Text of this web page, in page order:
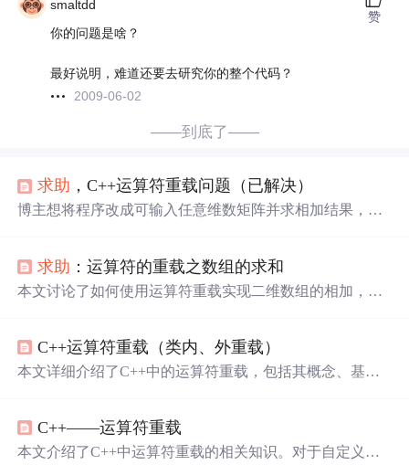
smaltdd
你的问题是啥？
最好说明，难道还要去研究你的整个代码？
2009-06-02
赞
——到底了——
求助 ，C++运算符重载问题（已解决）
博主想将程序改成可输入任意维数矩阵并求相加结果，修
求助 ：运算符的重载之数组的求和
本文讨论了如何使用运算符重载实现二维数组的相加，指
C++运算符重载（类内、外重载）
本文详细介绍了C++中的运算符重载，包括其概念、基本
外，还讨论了等号运算符的重载，以避免浅拷贝带来的问
题。
C++——运算符重载
本文介绍了C++中运算符重载的相关知识。对于自定义类